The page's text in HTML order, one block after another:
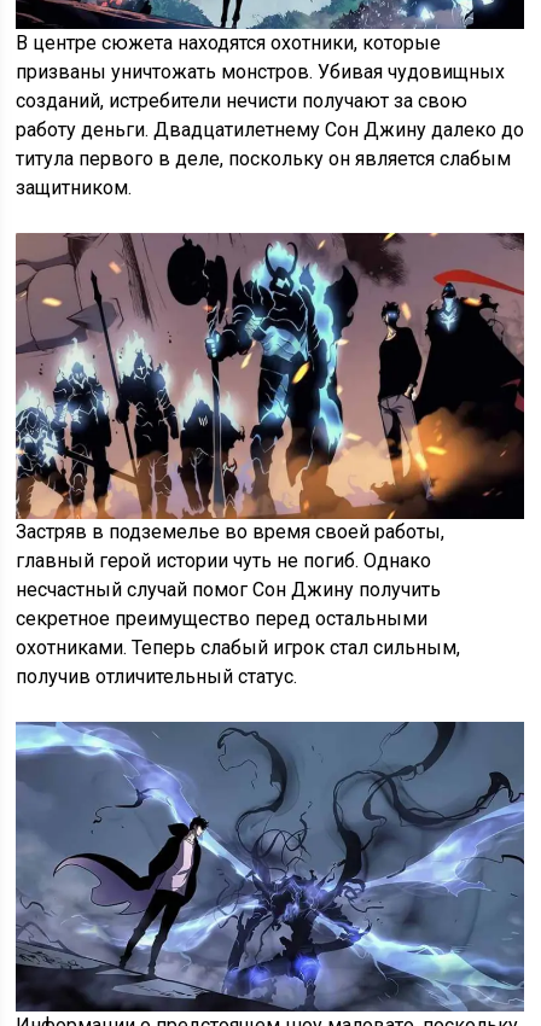
В центре сюжета находятся охотники, которые
призваны уничтожать монстров. Убивая чудовищных
созданий, истребители нечисти получают за свою
работу деньги. Двадцатилетнему Сон Джину далеко до
титула первого в деле, поскольку он является слабым
защитником.
Застряв в подземелье во время своей работы,
главный герой истории чуть не погиб. Однако
несчастный случай помог Сон Джину получить
секретное преимущество перед остальными
охотниками. Теперь слабый игрок стал сильным,
получив отличительный статус.